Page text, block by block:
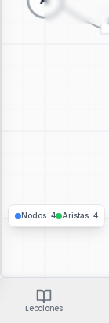
Nodos: 4 Aristas: 4
Lecciones